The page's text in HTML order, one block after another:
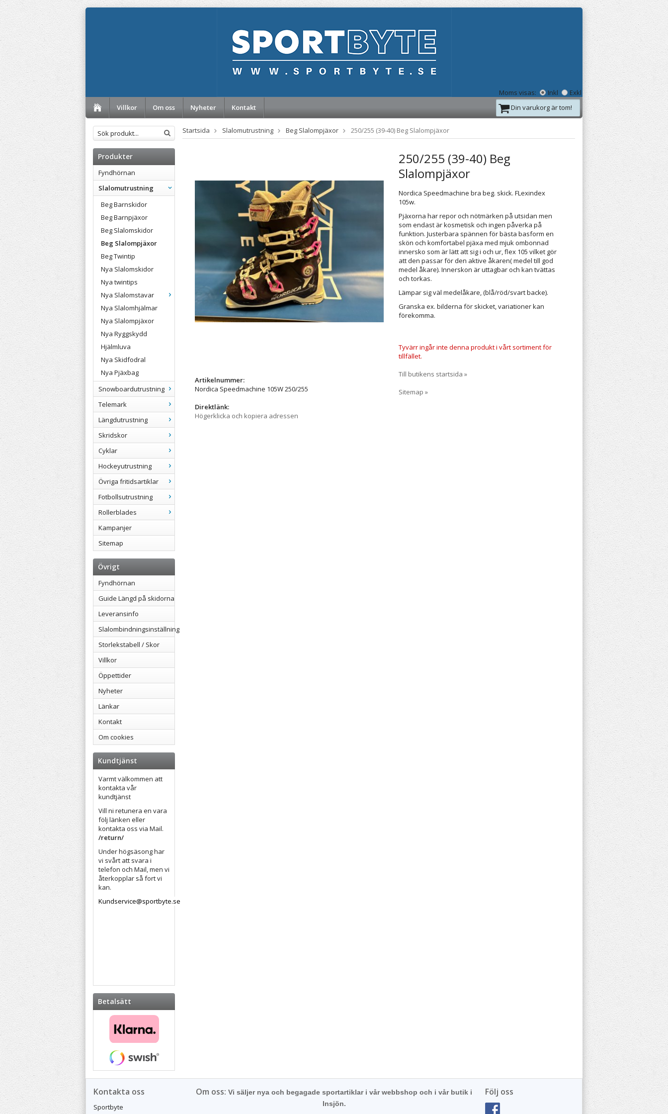
Moms visas: Inkl
Exkl
Villkor
Om oss Nyheter Kontakt Din varukorg är tom!
Produkter
Fyndhörnan
Slalomutrustning
Beg Barnskidor
Beg Barnpjäxor
Beg Slalomskidor
Beg Slalompjäxor
Beg Twintip
Nya Slalomskidor
Nya twintips
Nya Slalomstavar
Nya Slalomhjälmar
Nya Slalompjäxor
Nya Ryggskydd
Hjälmluva
Nya Skidfodral
Nya Pjäxbag
Snowboardutrustning
Telemark
Längdutrustning
Skridskor
Cyklar
Hockeyutrustning
Övriga fritidsartiklar
Fotbollsutrustning
Rollerblades
Kampanjer
Sitemap
Övrigt
Fyndhörnan
Guide Längd på skidorna
Leveransinfo
Slalombindningsinställning
Storlekstabell / Skor
Villkor
Öppettider
Nyheter
Länkar
Kontakt
Om cookies
Kundtjänst
Varmt välkommen att
kontakta vår
kundtjänst
Vill ni retunera en vara
följ länken eller
kontakta oss via Mail.
/return/
Under högsäsong har
vi svårt att svara i
telefon och Mail, men vi
återkopplar så fort vi
kan.
Kundservice@sportbyte.se
Betalsätt
Startsida Slalomutrustning Beg Slalompjäxor 250/255 (39-40) Beg Slalompjäxor
Artikelnummer:
Nordica Speedmachine 105W 250/255
Direktlänk:
Högerklicka och kopiera adressen
250/255 (39-40) Beg
Slalompjäxor
Nordica Speedmachine bra beg. skick. FLexindex
105w.
Pjäxorna har repor och nötmärken på utsidan men
som endast är kosmetisk och ingen påverka på
funktion. Justerbara spännen för bästa basform en
skön och komfortabel pjäxa med mjuk ombonnad
innersko som är lätt att sig i och ur, flex 105 vilket gör
att den passar för den aktive åkaren( medel till god
medel åkare). Innerskon är uttagbar och kan tvättas
och torkas.
Lämpar sig väl medelåkare, (blå/röd/svart backe).
Granska ex. bilderna för skicket, variationer kan
förekomma.
Tyvärr ingår inte denna produkt i vårt sortiment för
tillfället.
Till butikens startsida »
Sitemap »
Kontakta oss
Sportbyte
Följ oss
Om oss: Vi säljer nya och begagade sportartiklar i vår webbshop och i vår butik i
Insjön.